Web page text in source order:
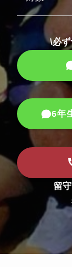
\必
6年
留